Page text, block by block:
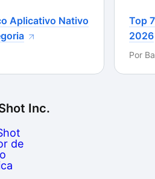
Aplicativo Nativo
Top
2026
Por
Inc.